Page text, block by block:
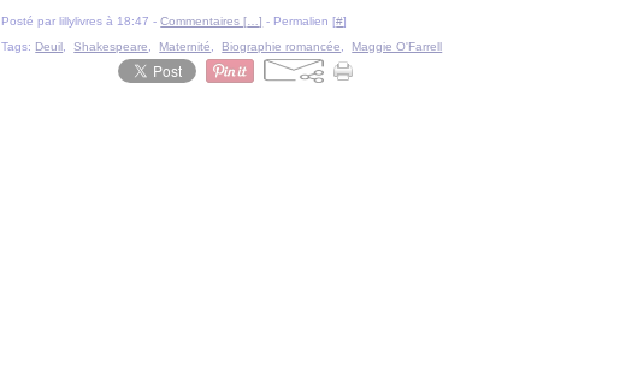
Posté par lillylivres à 18:47 -Commentaires [ …] - Permalien [#]
Tags: Deuil ,Shakespeare Maternité Biographie romancée Maggie O'Farrell